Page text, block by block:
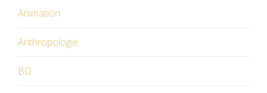
Animation
Anthropologie
BD